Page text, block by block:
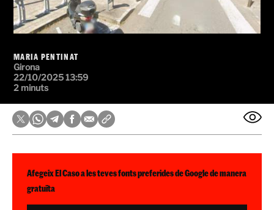
MARIA PENTINAT
Girona
22/10/2025 13:59
2 minuts
Afegeix El Caso a les teves fonts preferides de Google de manera
gratuïta